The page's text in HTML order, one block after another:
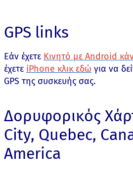
GPS links
Εάν έχετε Κινητό με Android
έχετε iPhone κλικ εδώ για να
GPS της συσκευής σας.
Δορυφορικός
City, Quebec,
America